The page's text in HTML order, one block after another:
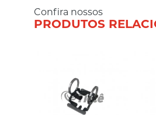
Confira nossos
PRODUTOS